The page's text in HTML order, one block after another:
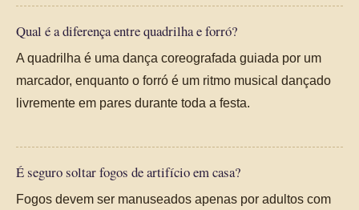
Qual é a diferença entre quadrilha e forró?
A quadrilha é uma dança coreografada guiada por um
marcador, enquanto o forró é um ritmo musical dançado
livremente em pares durante toda a festa.
É seguro soltar fogos de artifício em casa?
Fogos devem ser manuseados apenas por adultos com